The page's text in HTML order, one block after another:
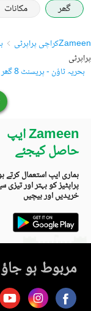
گھر
مکانات
Zameenکراچی پراپرٹی
پراپرٹی
بحریہ ٹاؤن - پریسنٹ 8 گھر کرایہ پر دستیاب
Zameen ایپ
حاصل کیجئے
ہماری ایپ استعمال کرتے
پراپٹیز کو بہتر اور تیزی
خریدیں اور بیچیں
مربوط ہو جاؤ